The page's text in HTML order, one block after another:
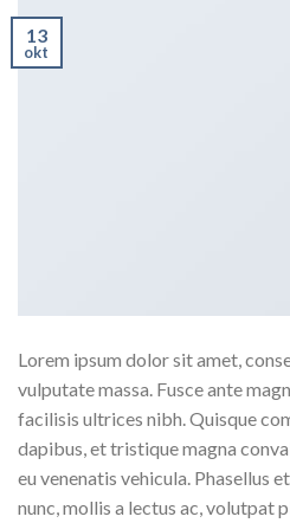
13
okt
Lorem ipsum dolor sit amet,
vulputate massa. Fusce ante
facilisis ultrices nibh. Quisque
dapibus, et tristique magna
eu venenatis vehicula. Phasellus
nunc, mollis a lectus ac, volutpat